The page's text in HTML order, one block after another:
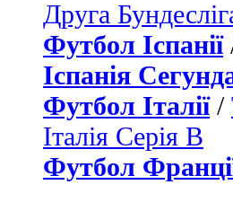
Друга
Футбол Іспанії
Іспанія
Футбол Італії/
Італія Серія B
Футбол